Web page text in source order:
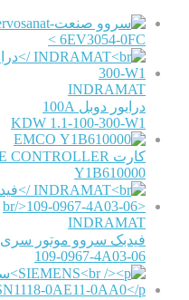
6EV3054-0FC >
INDRAMAT
درایور دوبل 100A
KDW 1.1-100-300-W1
EMCO
کارت INTERACE CONTROLLER
Y1B610000
INDRAMAT
فیدبک سروو موتور سری MKD مدل
109-0967-4A03-06